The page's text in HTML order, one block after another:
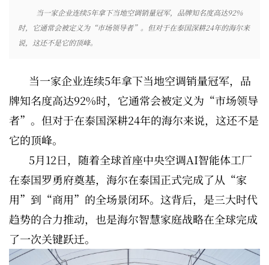
当一家企业连续5年拿下当地空调销量冠军，品牌知名度高达92%
时，它通常会被定义为“市场领导者”。但对于在泰国深耕24年的海尔来
说，这还不是它的顶峰。
当一家企业连续5年拿下当地空调销量冠军，品
牌知名度高达92%时，它通常会被定义为“市场领导
者”。但对于在泰国深耕24年的海尔来说，这还不是
它的顶峰。
5月12日，随着全球首座中央空调AI智能体工厂
在泰国罗勇府奠基，海尔在泰国正式完成了从“家
用”到“商用”的全场景闭环。这背后，是三大时代
趋势的合力推动，也是海尔智慧家庭战略在全球完成
了一次关键跃迁。